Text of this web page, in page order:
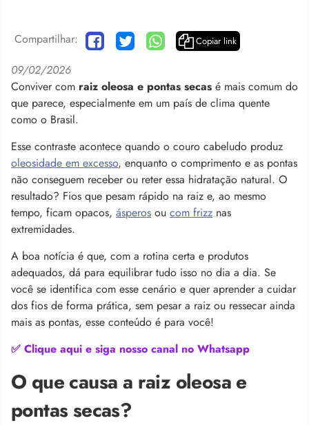
Compartilhar: Copiar link
09/02/2026
Conviver com raiz oleosa e pontas secas é mais comum do
que parece, especialmente em um país de clima quente
como o Brasil.
Esse contraste acontece quando o couro cabeludo produz
oleosidade em excesso, enquanto o comprimento e as pontas
não conseguem receber ou reter essa hidratação natural. O
resultado? Fios que pesam rápido na raiz e, ao mesmo
tempo, ficam opacos, ásperos ou com frizz nas
extremidades.
A boa notícia é que, com a rotina certa e produtos
adequados, dá para equilibrar tudo isso no dia a dia. Se
você se identifica com esse cenário e quer aprender a cuidar
dos fios de forma prática, sem pesar a raiz ou ressecar ainda
mais as pontas, esse conteúdo é para você!
✅ Clique aqui e siga nosso canal no Whatsapp
O que causa a raiz oleosa e
pontas secas?